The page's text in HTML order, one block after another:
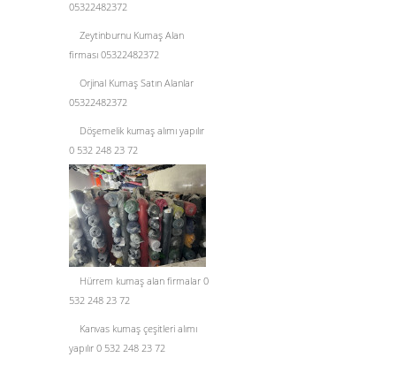
05322482372
Zeytinburnu Kumaş Alan
firması 05322482372
Orjinal Kumaş Satın Alanlar
05322482372
Döşemelik kumaş alımı yapılır
0 532 248 23 72
Hürrem kumaş alan firmalar 0
532 248 23 72
Kanvas kumaş çeşitleri alımı
yapılır 0 532 248 23 72